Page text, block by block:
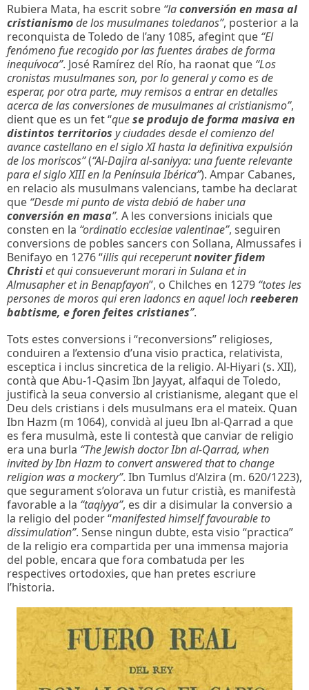
Rubiera Mata, ha escrit sobre “laconversión en masa al
cristianismode los musulmanes toledanos”, posterior a la
reconquista de Toledo de l’any 1085, afegint que “El
fenómeno fue recogido por las fuentes árabes de forma
inequívoca”. José Ramírez del Río, ha raonat que “Los
cronistas musulmanes son, por lo general y como es de
esperar, por otra parte, muy remisos a entrar en detalles
acerca de las conversiones de musulmanes al cristianismo”,
dient que es un fet “quese produjo de forma masiva en
distintos territorios y ciudades desde el comienzo del
avance castellano en el siglo XI hasta la definitiva expulsión
de los moriscos”(“Al-Dajira al-saniyya: una fuente relevante
para el siglo XIII en la Península Ibérica”). Ampar Cabanes,
en relacio als musulmans valencians, tambe ha declarat
que “Desde mi punto de vista debió de haber una
conversión en masa”. A les conversions inicials que
consten en la “ordinatio ecclesiae valentinae”, seguiren
conversions de pobles sancers con Sollana, Almussafes i
Benifayo en 1276 “illis qui receperuntnoviter fidem
Christiet qui consueverunt morari in Sulana et in
Almusapher et in Benapfayon”, o Chilches en 1279 “totes les
persones de moros qui eren ladoncs en aquel lochreeberen
babtisme, e foren feites cristianes”.
Tots estes conversions i “reconversions” religioses,
conduiren a l’extensio d’una visio practica, relativista,
esceptica i inclus sincretica de la religio. Al-Hiyari (s. XII),
contà que Abu-1-Qasim Ibn Jayyat, alfaqui de Toledo,
justificà la seua conversio al cristianisme, alegant que el
Deu dels cristians i dels musulmans era el mateix. Quan
Ibn Hazm (m 1064), convidà al jueu Ibn al-Qarrad a que
es fera musulmà, este li contestà que canviar de religio
era una burla “The Jewish doctor Ibn al-Qarrad, when
invited by Ibn Hazm to convert answered that to change
religion was a mockery”. Ibn Tumlus d’Alzira (m. 620/1223),
que segurament s’olorava un futur cristià, es manifestà
favorable a la “taqiyya”, es dir a disimular la conversio a
la religio del poder “manifested himself favourable to
dissimulation”. Sense ningun dubte, esta visio “practica”
de la religio era compartida per una immensa majoria
del poble, encara que fora combatuda per les
respectives ortodoxies, que han pretes escriure
l’historia.